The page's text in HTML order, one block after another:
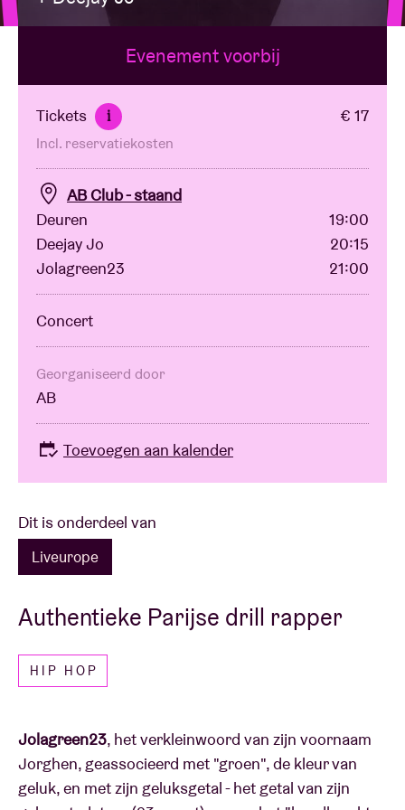
BRDCST
ABtv
Concertcheque
Over AB
Contact
Dit is onderdeel van
Liveurope
Authentieke Parijse drill rapper
HIP HOP
Jolagreen23, het verkleinwoord van zijn voornaam
Jorghen, geassocieerd met "groen", de kleur van
geluk, en met zijn geluksgetal - het getal van zijn
Evenement voorbij
Tickets i € 17
Incl. reservatiekosten
AB Club - staand
Deuren
19:00
Deejay Jo
20:15
Jolagreen23
21:00
Concert
Georganiseerd door
AB
Toevoegen aan kalender